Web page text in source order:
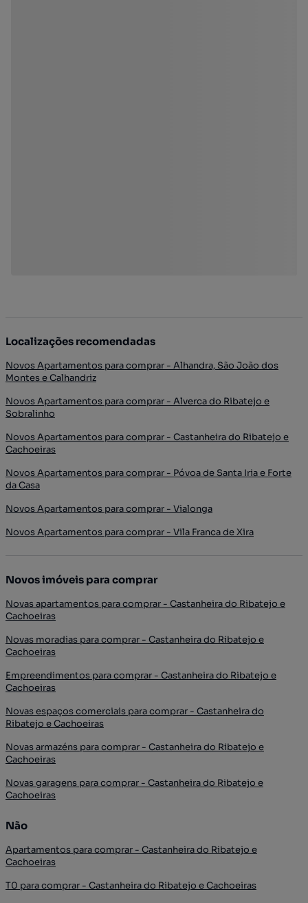
Localizações recomendadas
Novos Apartamentos para comprar - Alhandra, São João dos
Montes e Calhandriz
Novos Apartamentos para comprar - Alverca do Ribatejo e
Sobralinho
Novos Apartamentos para comprar - Castanheira do Ribatejo e
Cachoeiras
Novos Apartamentos para comprar - Póvoa de Santa Iria e Forte
da Casa
Novos Apartamentos para comprar - Vialonga
Novos Apartamentos para comprar - Vila Franca de Xira
Novos imóveis para comprar
Novas apartamentos para comprar - Castanheira do Ribatejo e
Cachoeiras
Novas moradias para comprar - Castanheira do Ribatejo e
Cachoeiras
Empreendimentos para comprar - Castanheira do Ribatejo e
Cachoeiras
Novas espaços comerciais para comprar - Castanheira do
Ribatejo e Cachoeiras
Novas armazéns para comprar - Castanheira do Ribatejo e
Cachoeiras
Novas garagens para comprar - Castanheira do Ribatejo e
Cachoeiras
Não
Apartamentos para comprar - Castanheira do Ribatejo e
Cachoeiras
T0 para comprar - Castanheira do Ribatejo e Cachoeiras